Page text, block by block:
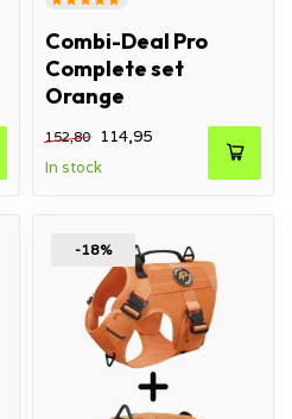
Combi-Deal Pro
Complete set
Orange
152,80
114,95
In stock
-18%